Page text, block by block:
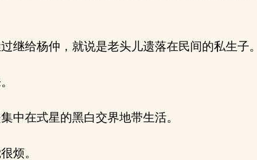
给杨仲，就说是老头儿遗落在民间的私生子。
中在式星的黑白交界地带生活。
烦。